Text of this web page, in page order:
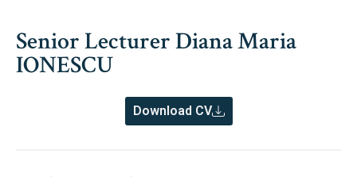
Senior Lecturer Diana Maria
IONESCU
Download CV